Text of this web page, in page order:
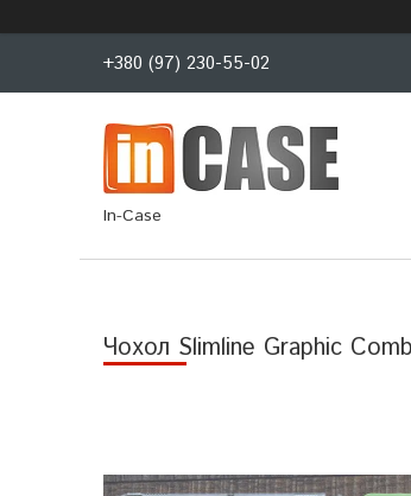
+380 (97) 230-55-02
In-Case
Чохол Slimline Graphic